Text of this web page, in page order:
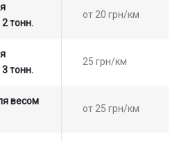
тонн.
от 20 грн/км
тонн.
25 грн/км
весом
от 25 грн/км